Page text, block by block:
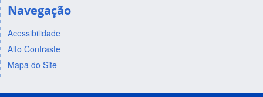
Navegação
Acessibilidade
Alto Contraste
Mapa do Site